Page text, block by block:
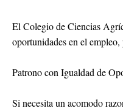
El Colegio de Ciencias
oportunidades en el
Patrono con Igualdad de
Si necesita un acomodo